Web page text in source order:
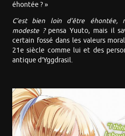
éhontée ? »
C’est bien loin d’être éhontée,
modeste ?pensa Yuuto, mais il
certain fossé dans les valeurs
21e siècle comme lui et des
antique d’Yggdrasil.